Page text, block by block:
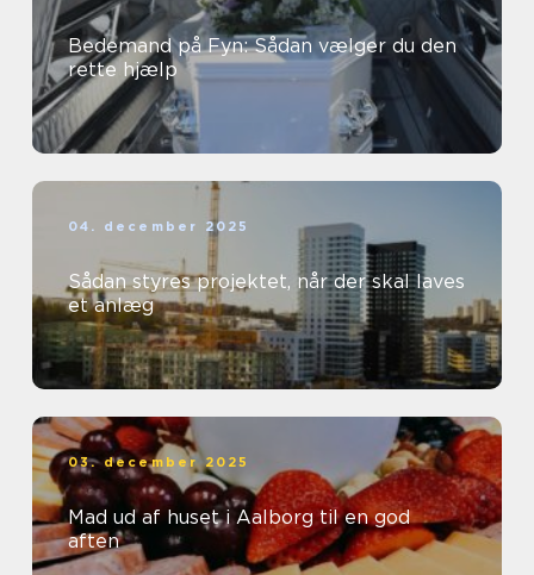
Bedemand på Fyn: Sådan vælger du den
rette hjælp
04. december 2025
Sådan styres projektet, når der skal laves
et anlæg
03. december 2025
Mad ud af huset i Aalborg til en god
aften